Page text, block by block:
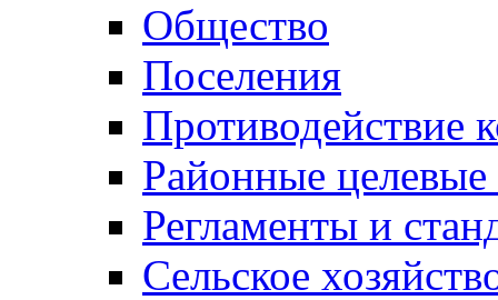
Общество
Поселения
Противодействие
Районные
Регламенты и
Сельское